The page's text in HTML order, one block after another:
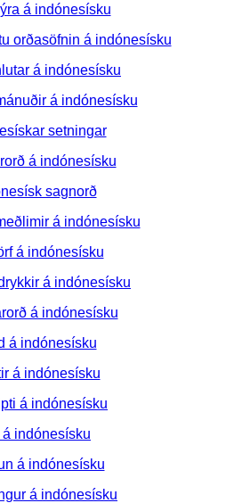
á indónesísku
orðasöfnin á indónesísku
á indónesísku
á indónesísku
setningar
á indónesísku
sagnorð
á indónesísku
á indónesísku
á indónesísku
á indónesísku
á indónesísku
á indónesísku
á indónesísku
á indónesísku
á indónesísku
á indónesísku